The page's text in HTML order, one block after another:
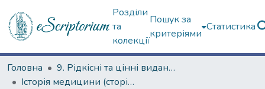
Розділи
та
колекції
Пошук за
критеріями
Статистика
Головна
9. Рідкісні та цінні видання
Історія медицини (сторінками періодичних видань)